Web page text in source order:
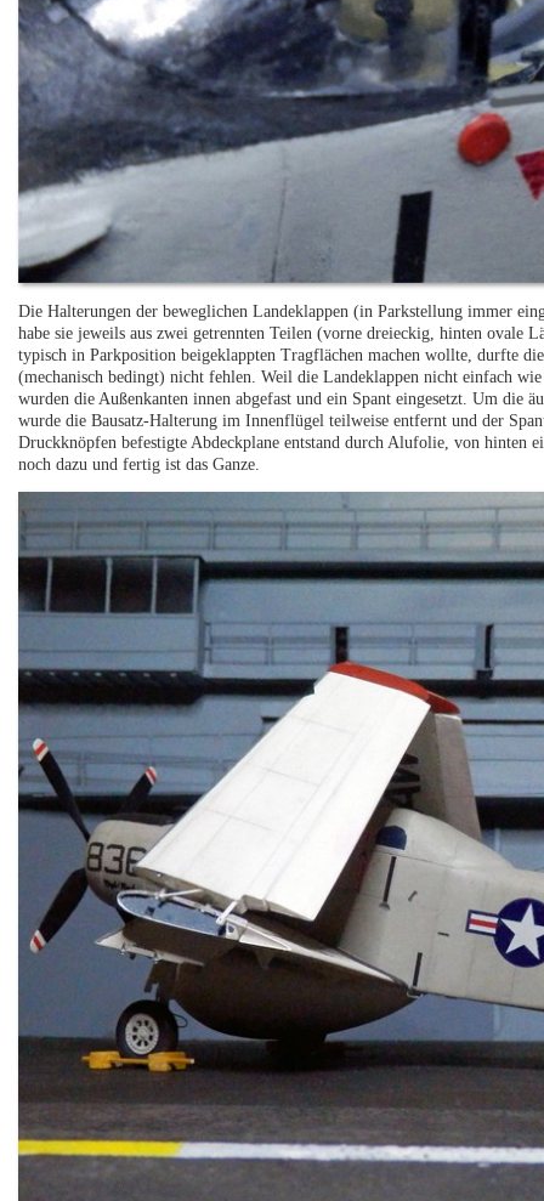
Die Halterungen der beweglichen Landeklappen (in Parkstellung immer
habe sie jeweils aus zwei getrennten Teilen (vorne dreieckig, hinten ovale
typisch in Parkposition beigeklappten Tragflächen machen wollte, durfte
(mechanisch bedingt) nicht fehlen. Weil die Landeklappen nicht einfach
wurden die Außenkanten innen abgefast und ein Spant eingesetzt. Um die
wurde die Bausatz-Halterung im Innenflügel teilweise entfernt und der
Druckknöpfen befestigte Abdeckplane entstand durch Alufolie, von hinten
noch dazu und fertig ist das Ganze.